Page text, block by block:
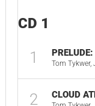
CD 1
1 Tom Tykwer,
2 CLOUD